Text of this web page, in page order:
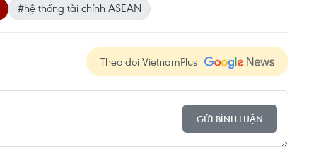
#hệ thống tài chính ASEAN
Theo dõi VietnamPlus
GỬI BÌNH LUẬN